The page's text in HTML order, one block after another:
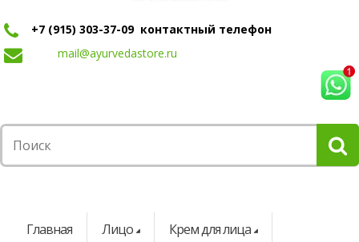
+7 (915) 303-37-09 контактный телефон
mail@ayurvedastore.ru
Главная Лицо
Крем для лица